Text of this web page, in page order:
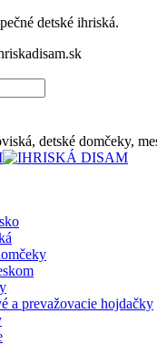
detské ihriská.
detské domčeky,
a prevažovacie hojdačky